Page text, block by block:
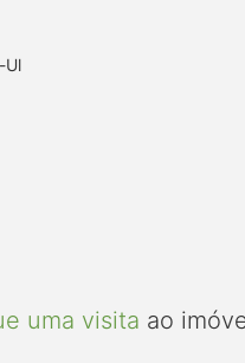
Ul
uma visita ao